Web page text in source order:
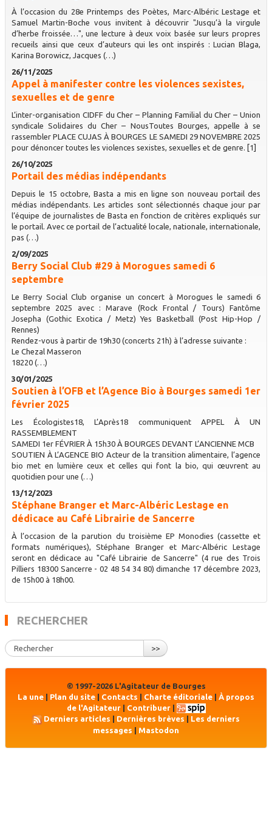
À l’occasion du 28e Printemps des Poètes, Marc-Albéric Lestage et
Samuel Martin-Boche vous invitent à découvrir "Jusqu’à la virgule
d’herbe froissée…", une lecture à deux voix basée sur leurs propres
recueils ainsi que ceux d’auteurs qui les ont inspirés : Lucian Blaga,
Karina Borowicz, Jacques (…)
26/11/2025
Appel à manifester contre les violences sexistes,
sexuelles et de genre
L’inter-organisation CIDFF du Cher – Planning Familial du Cher – Union
syndicale Solidaires du Cher – NousToutes Bourges, appelle à se
rassembler PLACE CUJAS À BOURGES LE SAMEDI 29 NOVEMBRE 2025
pour dénoncer toutes les violences sexistes, sexuelles et de genre. [1]
26/10/2025
Portail des médias indépendants
Depuis le 15 octobre, Basta a mis en ligne son nouveau portail des
médias indépendants. Les articles sont sélectionnés chaque jour par
l’équipe de journalistes de Basta en fonction de critères expliqués sur
le portail. Avec ce portail de l’actualité locale, nationale, internationale,
pas (…)
2/09/2025
Berry Social Club #29 à Morogues samedi 6
septembre
Le Berry Social Club organise un concert à Morogues le samedi 6
septembre 2025 avec : Marave (Rock Frontal / Tours) Fantôme
Josepha (Gothic Exotica / Metz) Yes Basketball (Post Hip-Hop /
Rennes)
Rendez-vous à partir de 19h30 (concerts 21h) à l’adresse suivante :
Le Chezal Masseron
18220 (…)
30/01/2025
Soutien à l’OFB et l’Agence Bio à Bourges samedi 1er
février 2025
Les Écologistes18, L’Après18 communiquent APPEL À UN
RASSEMBLEMENT
SAMEDI 1er FÉVRIER À 15h30 À BOURGES DEVANT L’ANCIENNE MCB
SOUTIEN À L’AGENCE BIO Acteur de la transition alimentaire, l’agence
bio met en lumière ceux et celles qui font la bio, qui œuvrent au
quotidien pour une (…)
13/12/2023
Stéphane Branger et Marc-Albéric Lestage en
dédicace au Café Librairie de Sancerre
À l’occasion de la parution du troisième EP Monodies (cassette et
formats numériques), Stéphane Branger et Marc-Albéric Lestage
seront en dédicace au "Café Librairie de Sancerre" (4 rue des Trois
Pilliers 18300 Sancerre - 02 48 54 34 80) dimanche 17 décembre 2023,
de 15h00 à 18h00.
RECHERCHER
>>
© 1997-2026 L'Agitateur de Bourges
La une | Plan du site | Contacts | Charte éditoriale | À propos
de l'Agitateur| Contribuer|
Derniers articles
Dernières brèves
Les derniers
messages
Mastodon